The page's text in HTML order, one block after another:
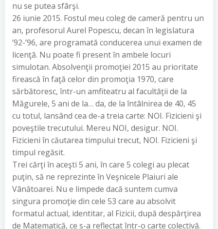
nu se putea sfârşi.
26 iunie 2015. Fostul meu coleg de cameră pentru un
an, profesorul Aurel Popescu, decan în legislatura
’92-’96, are programată conducerea unui examen de
licenţă. Nu poate fi present în ambele locuri
simulotan. Absolvenţii promoţiei 2015 au prioritate
firească în faţă celor din promoţia 1970, care
sărbătoresc, într-un amfiteatru al facultăţii de la
Măgurele, 5 ani de la… da, de la întâlnirea de 40, 45
cu totul, lansând cea de-a treia carte: NOI. Fizicieni şi
poveştile trecutului. Mereu NOI, desigur. NOI.
Fizicieni în căutarea timpului trecut, NOI. Fizicieni şi
timpul regăsit.
Trei cărţi în aceşti 5 ani, în care 5 colegi au plecat
puţin, să ne reprezinte în Veşnicele Plaiuri ale
Vânătoarei. Nu e limpede dacă suntem cumva
singura promoţie din cele 53 care au absolvit
formatul actual, identitar, al Fizicii, după despărţirea
de Matematică, ce s-a reflectat într-o carte colectivă.